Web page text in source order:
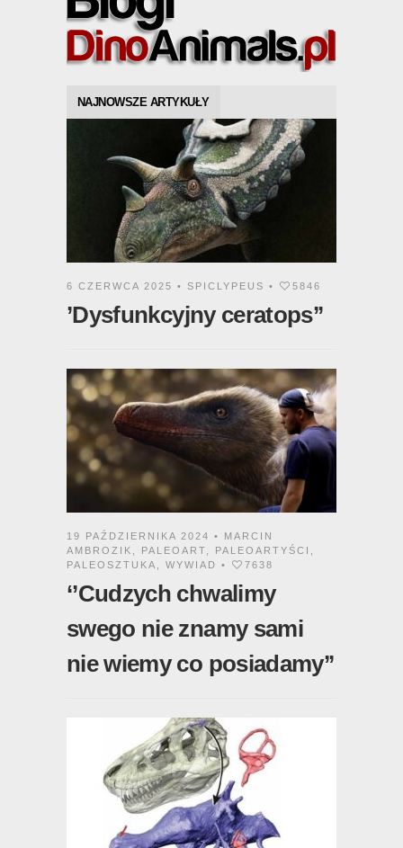
NAJNOWSZE ARTYKUŁY
6 CZERWCA 2025 • SPICLYPEUS • 5846
’Dysfunkcyjny ceratops’’
19 PAŹDZIERNIKA 2024 • MARCIN
AMBROZIK
PALEOART PALEOARTYŚCI
PALEOSZTUKA
WYWIAD • 7638
‘’Cudzych chwalimy
swego nie znamy sami
nie wiemy co posiadamy’’